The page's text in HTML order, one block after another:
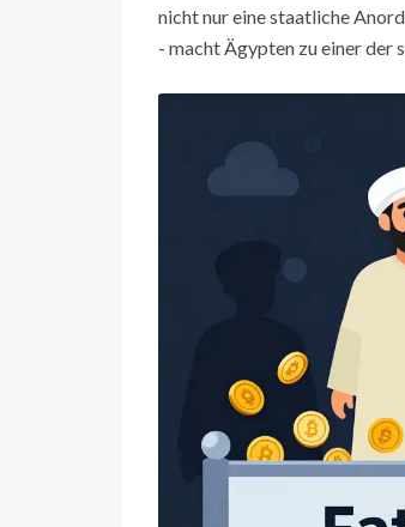
nicht nur eine staatliche
- macht Ägypten zu einer der